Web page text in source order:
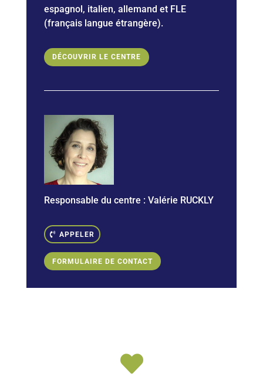
espagnol, italien, allemand et FLE
(français langue étrangère).
DÉCOUVRIR LE CENTRE
Responsable du centre : Valérie RUCKLY
APPELER
FORMULAIRE DE CONTACT
